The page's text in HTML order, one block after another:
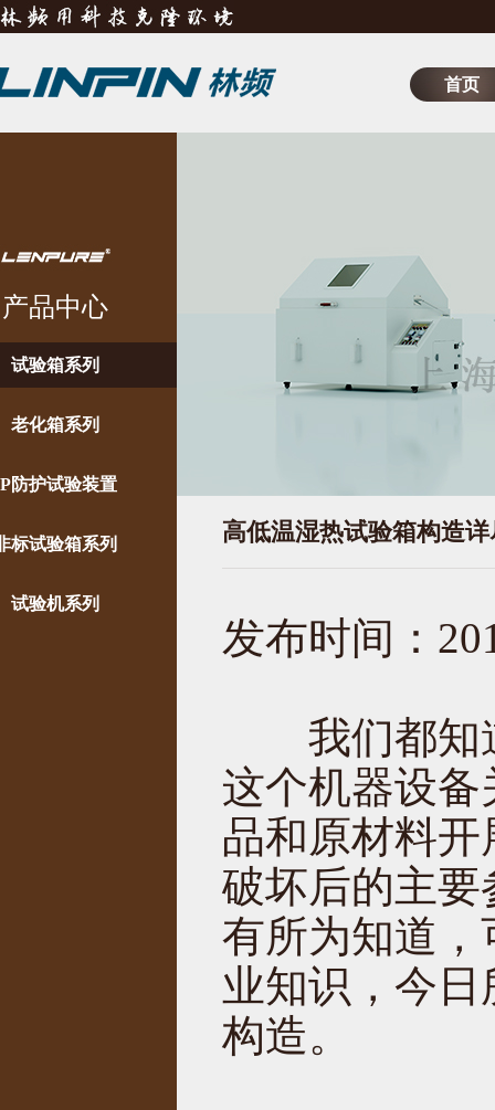
首页
产品中心
试验箱系列
老化箱系列
防护试验装置
标试验箱系列
试验机系列
高低温湿热试验箱构造
发布时间：
我们都知
这个机器设
品和原材料
破坏后的主要
有所为知道
业知识，今
构造。